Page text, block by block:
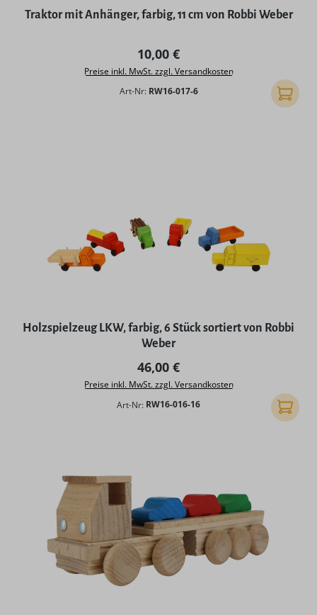
Traktor mit Anhänger, farbig, 11 cm von Robbi Weber
Regulärer Preis:
10,00 €
Preise inkl. MwSt. zzgl. Versandkosten
Art-Nr: RW16-017-6 In den
Holzspielzeug LKW, farbig, 6 Stück sortiert von Robbi
Weber
Regulärer Preis:
46,00 €
Preise inkl. MwSt. zzgl. Versandkosten
Art-Nr: RW16-016-16 In den